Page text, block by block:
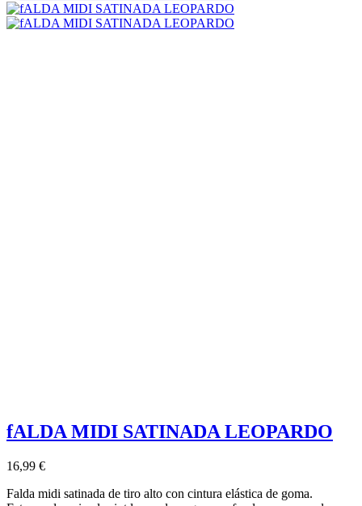
fALDA MIDI SATINADA LEOPARDO
16,99 €
Falda midi satinada de tiro alto con cintura elástica de goma.